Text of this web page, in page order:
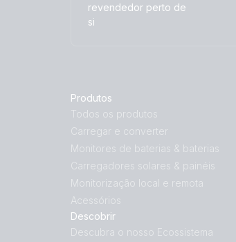
revendedor perto de
si
Produtos
Todos os produtos
Carregar e converter
Monitores de baterias & baterias
Carregadores solares & painéis
Monitorização local e remota
Acessórios
Descobrir
Descubra o nosso Ecossistema